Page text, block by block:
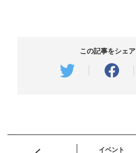
この記事をシェア
イベント